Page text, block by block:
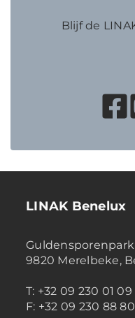
Blijf de
LINAK Benelux
Guldensporenpark
9820 Merelbeke,
T: +32 09 230 01 09
F: +32 09 230 88 80